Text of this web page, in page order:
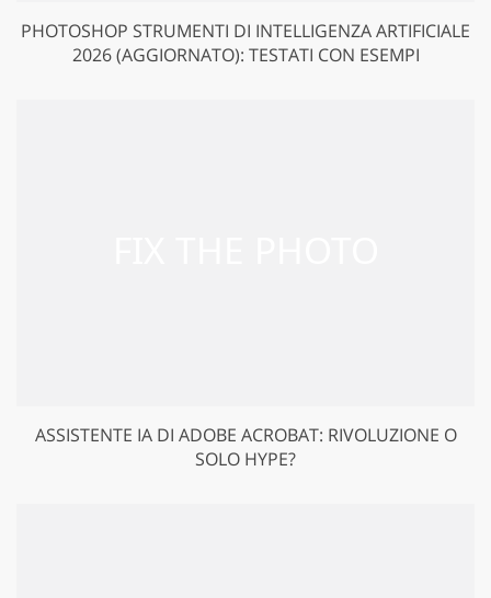
PHOTOSHOP STRUMENTI DI INTELLIGENZA ARTIFICIALE
2026 (AGGIORNATO): TESTATI CON ESEMPI
ASSISTENTE IA DI ADOBE ACROBAT: RIVOLUZIONE O
SOLO HYPE?